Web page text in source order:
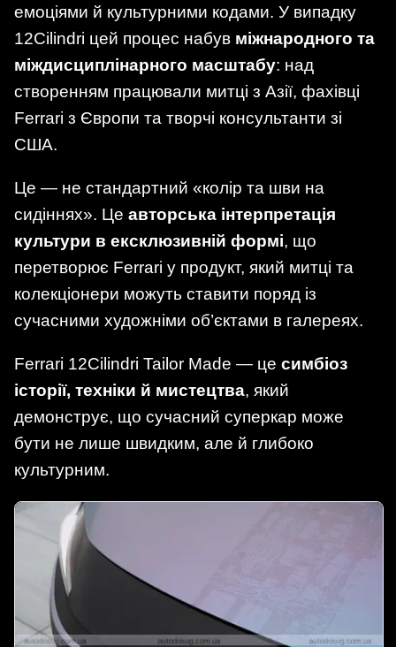
емоціями й культурними кодами. У випадку
12Cilindri цей процес набув міжнародного та
міждисциплінарного масштабу: над
створенням працювали митці з Азії, фахівці
Ferrari з Європи та творчі консультанти зі
США.
Це — не стандартний «колір та шви на
сидіннях». Це авторська інтерпретація
культури в ексклюзивній формі, що
перетворює Ferrari у продукт, який митці та
колекціонери можуть ставити поряд із
сучасними художніми об’єктами в галереях.
Ferrari 12Cilindri Tailor Made — це симбіоз
історії, техніки й мистецтва, який
демонструє, що сучасний суперкар може
бути не лише швидким, але й глибоко
культурним.